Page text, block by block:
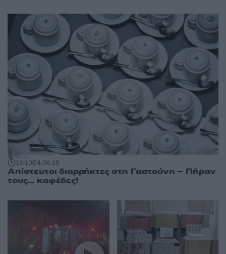
16:1004.06.19
Απίστευτοι διαρρήκτες στη Γαστούνη – Πήραν
τους… καφέδες!